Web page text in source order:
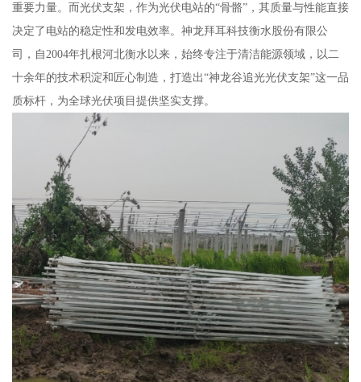
重要力量。而光伏支架，作为光伏电站的“骨骼”，其质量与性能直接
决定了电站的稳定性和发电效率。神龙拜耳科技衡水股份有限公
司，自2004年扎根河北衡水以来，始终专注于清洁能源领域，以二
十余年的技术积淀和匠心制造，打造出“神龙谷追光光伏支架”这一品
质标杆，为全球光伏项目提供坚实支撑。